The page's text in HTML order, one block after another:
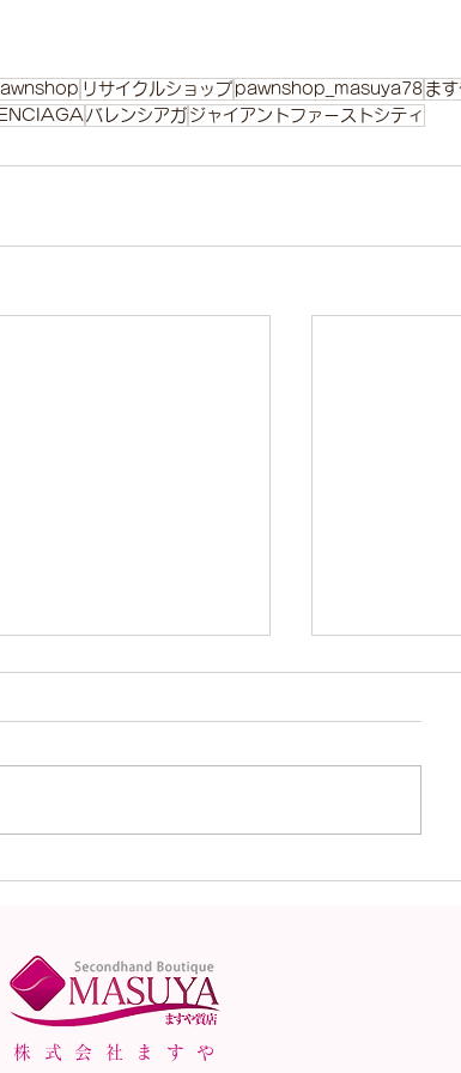
リサイクルショップ pawnshop_masuya78 ま
バレンシアガ ジャイアントファーストシティ
シャネル ラム
ラック ゴールド 買
しました。
Louis
株式会社ますや